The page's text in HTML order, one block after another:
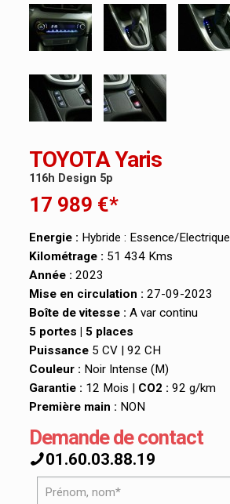
TOYOTA Yaris
116h Design 5p
17 989 €*
Energie : Hybride : Essence/Electrique
Kilométrage : 51 434 Kms
Année : 2023
Mise en circulation : 27-09-2023
Boîte de vitesse : A var continu
5 portes | 5 places
Puissance 5 CV | 92 CH
Couleur : Noir Intense (M)
Garantie : 12 Mois | CO2 : 92 g/km
Première main : NON
Demande de contact
01.60.03.88.19